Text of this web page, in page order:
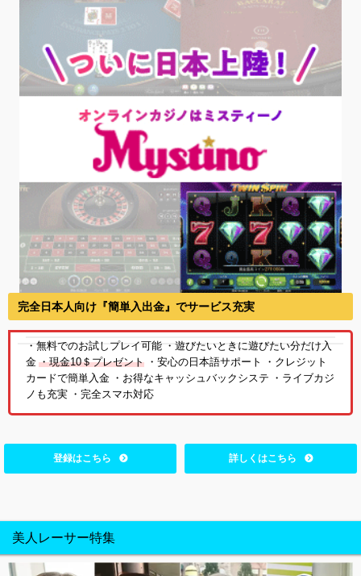
完全日本人向け『簡単入出金』でサービス充実
・無料でのお試しプレイ可能 ・遊びたいときに遊びたい分だけ入
金・現金10＄プレゼント ・安心の日本語サポート ・クレジット
カードで簡単入金 ・お得なキャッシュバックシステ ・ライブカジ
ノも充実 ・完全スマホ対応
登録はこちら 詳しくはこちら
美人レーサー特集